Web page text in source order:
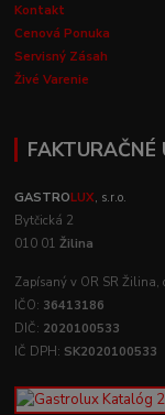
Kontakt
Cenová Ponuka
Servisný Zásah
Živé Varenie
FAKTURAČNÉ
GASTROLUX, s.r.o.
Bytčická 2
010 01Žilina
Zapísaný v OR SR Žilina,
IČO: 36413186
DIČ: 2020100533
IČ DPH: SK2020100533